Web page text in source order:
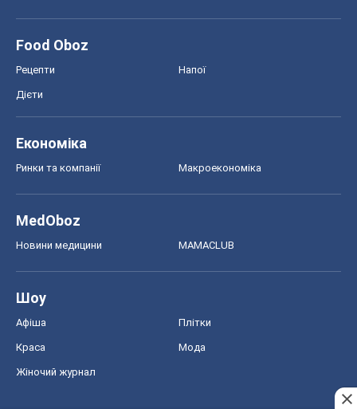
Food Oboz
Рецепти Напої
Дієти
Економіка
Ринки та компанії Макроекономіка
MedOboz
Новини медицини MAMACLUB
Шоу
Афіша Плітки
Краса Мода
Жіночий журнал